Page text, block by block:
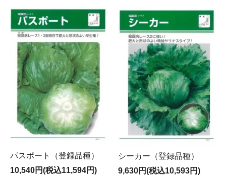
パスポート（登録品種）
10,540円(税込11,594円)
シーカー（登録品種）
9,630円(税込10,593円)